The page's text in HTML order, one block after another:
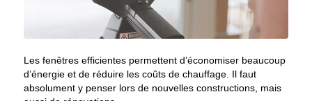
Les fenêtres efficientes permettent d’économiser beaucoup
d’énergie et de réduire les coûts de chauffage. Il faut
absolument y penser lors de nouvelles constructions, mais